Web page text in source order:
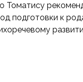
Томатису
подготовки к